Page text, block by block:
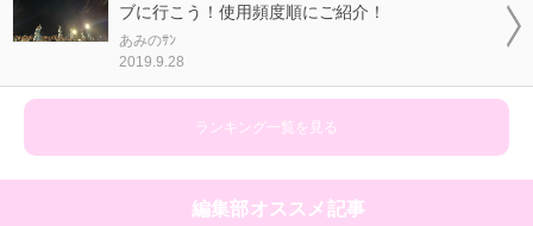
ブに行こう！使用頻度順にご紹介！
あみのｻﾝ
2019.9.28
ランキング一覧を見る
編集部オススメ記事